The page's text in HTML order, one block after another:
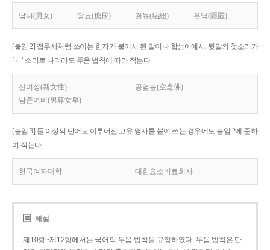
남녀(男女) 당뇨(糖尿) 결뉴(結紐) 은닉(隱匿)
[붙임 2] 접두사처럼 쓰이는 한자가 붙어서 된 말이나 합성어에서, 뒷말의 첫소리가
‘ㄴ’ 소리로 나더라도 두음 법칙에 따라 적는다.
신여성(新女性)
공염불(空念佛)
남존여비(男尊女卑)
[붙임 3] 둘 이상의 단어로 이루어진 고유 명사를 붙여 쓰는 경우에도 붙임 2에 준하
여 적는다.
한국여자대학 대한요소비료회사
해설
제10항~제12항에서는 국어의 두음 법칙을 규정하였다. 두음 법칙은 단